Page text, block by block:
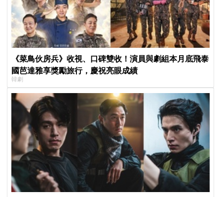
《菜鳥伙房兵》收視、口碑雙收！演員與劇組本月底飛泰
國芭達雅享獎勵旅行，慶祝亮眼成績
韓劇